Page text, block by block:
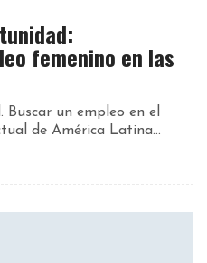
femenino en las
un empleo en el
de América Latina...